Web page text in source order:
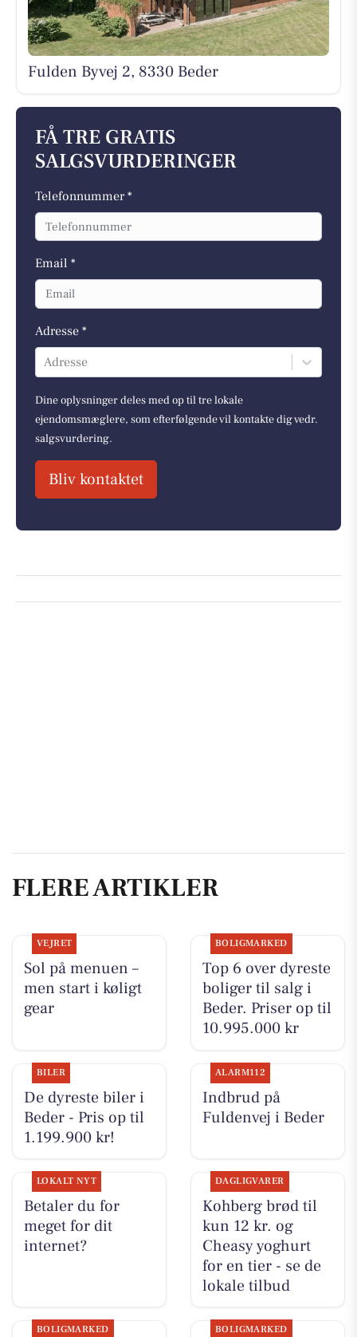
Fulden Byvej 2, 8330 Beder
FÅ TRE GRATIS
SALGSVURDERINGER
Telefonnummer *
Email *
Adresse *
Adresse
Dine oplysninger deles med op til tre lokale
ejendomsmæglere, som efterfølgende vil kontakte dig vedr.
salgsvurdering.
Bliv kontaktet
FLERE ARTIKLER
VEJRET
Sol på menuen –
men start i køligt
gear
BOLIGMARKED
Top 6 over dyreste
boliger til salg i
Beder. Priser op til
10.995.000 kr
BILER
De dyreste biler i
Beder - Pris op til
1.199.900 kr!
ALARM112
Indbrud på
Fuldenvej i Beder
LOKALT NYT
Betaler du for
meget for dit
internet?
DAGLIGVARER
Kohberg brød til
kun 12 kr. og
Cheasy yoghurt
for en tier - se de
lokale tilbud
BOLIGMARKED BOLIGMARKED